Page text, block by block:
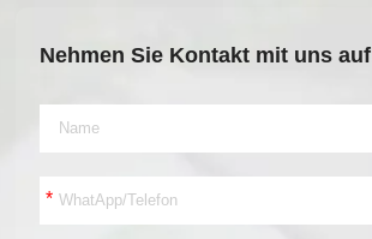
Nehmen Sie Kontakt mit uns auf
*